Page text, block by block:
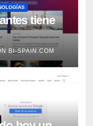
tiene
Rockwell
BI-SPAIN.COM